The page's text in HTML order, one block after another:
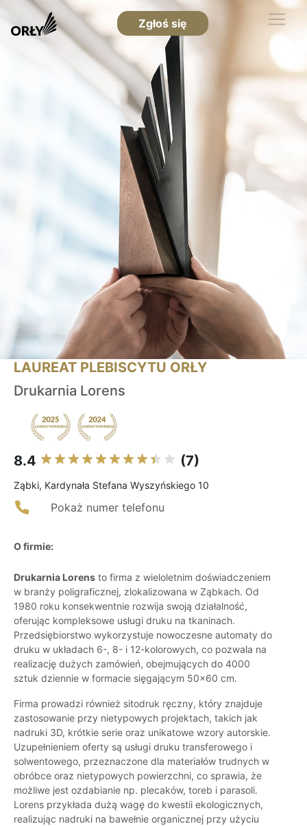
Zgłoś się
LAUREAT PLEBISCYTU ORŁY
Drukarnia Lorens
8.4 (7)
Ząbki, Kardynała Stefana Wyszyńskiego 10
Pokaż numer telefonu
O firmie:
Drukarnia Lorens to firma z wieloletnim doświadczeniem
w branży poligraficznej, zlokalizowana w Ząbkach. Od
1980 roku konsekwentnie rozwija swoją działalność,
oferując kompleksowe usługi druku na tkaninach.
Przedsiębiorstwo wykorzystuje nowoczesne automaty do
druku w układach 6-, 8- i 12-kolorowych, co pozwala na
realizację dużych zamówień, obejmujących do 4000
sztuk dziennie w formacie sięgającym 50x60 cm.
Firma prowadzi również sitodruk ręczny, który znajduje
zastosowanie przy nietypowych projektach, takich jak
nadruki 3D, krótkie serie oraz unikatowe wzory autorskie.
Uzupełnieniem oferty są usługi druku transferowego i
solwentowego, przeznaczone dla materiałów trudnych w
obróbce oraz nietypowych powierzchni, co sprawia, że
możliwe jest ozdabianie np. plecaków, toreb i parasoli.
Lorens przykłada dużą wagę do kwestii ekologicznych,
realizując nadruki na bawełnie organicznej przy użyciu